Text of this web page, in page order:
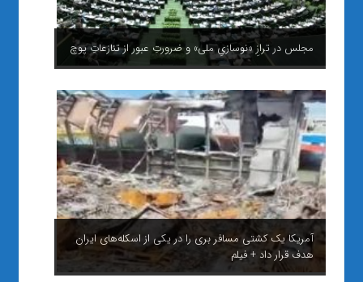
مجلس در ترازِ «نوسازیِ ملی» و ضرورتِ عبور از تنازعاتِ پوچ
آمریکا یک کشتی مسافر بری را در یکی از اسکله‌های ایران
هدف قرار داد + فیلم